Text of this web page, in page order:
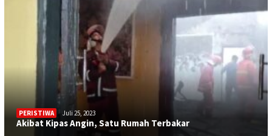
PERISTIWA Juli 25, 2023
Akibat Kipas Angin, Satu Rumah Terbakar